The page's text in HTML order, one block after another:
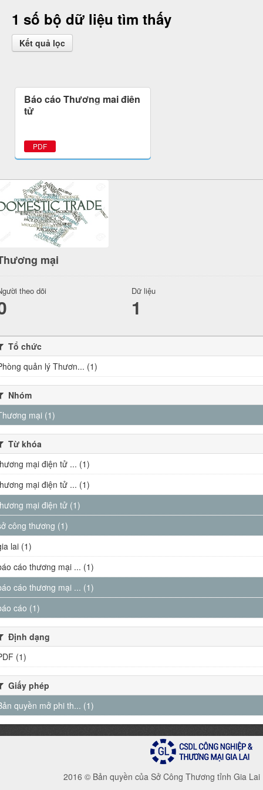
1 số bộ dữ liệu tìm thấy
Kết quả lọc
Báo cáo Thương mại điện
tử
PDF
mại
theo dõi Dữ liệu
1
Tổ chức
quản lý Thươn... (1)
Nhóm
mại (1)
Từ khóa
mại điện tử ... (1)
mại điện tử ... (1)
mại điện tử (1)
công thương (1)
lai (1)
cáo thương mại ... (1)
cáo thương mại ... (1)
cáo (1)
Định dạng
(1)
Giấy phép
quyền mở phi th... (1)
2016 © Bản quyền của Sở Công Thương tỉnh Gia Lai